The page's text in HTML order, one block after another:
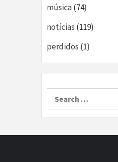
música(74)
notícias (119)
perdidos (1)